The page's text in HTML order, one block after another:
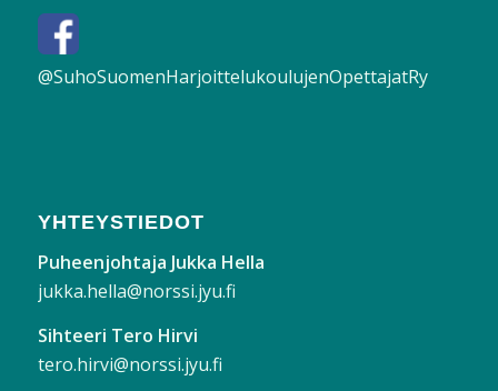
@SuhoSuomenHarjoittelukoulujenOpettajatRy
YHTEYSTIEDOT
Puheenjohtaja Jukka Hella
jukka.hella@norssi.jyu.fi
Sihteeri Tero Hirvi
tero.hirvi@norssi.jyu.fi